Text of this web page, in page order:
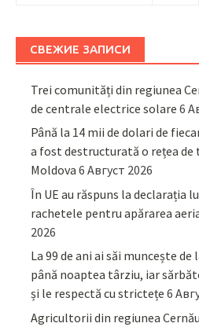
СВЕЖИЕ ЗАПИСИ
Trei comunități din regiunea
de centrale electrice solare 6
Până la 14 mii de dolari de
a fost destructurată o rețea de
Moldova 6 Август 2026
În UE au răspuns la declarația
rachetele pentru apărarea
2026
La 99 de ani ai săi muncește
până noaptea târziu, iar
și le respectă cu strictețe 6
Agricultorii din regiunea